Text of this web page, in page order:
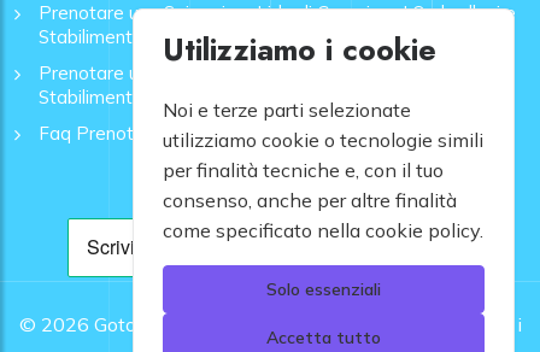
Prenotare una Spiaggia a Lido di Camaiore | Ombrelloni e
Stabilimenti - GoToMare
Prenotare una Spiaggia a Rapallo | Ombrelloni e
Stabilimenti - GoToMare
Faq Prenotazione Spiagge
© 2026 Gotomare srl - Partita IVA 12948810960 .
Tutti i
Utilizziamo i cookie
Noi e terze parti selezionate
utilizziamo cookie o tecnologie simili
per finalità tecniche e, con il tuo
consenso, anche per altre finalità
come specificato nella cookie policy.
Solo essenziali
Accetta tutto